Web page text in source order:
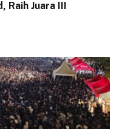
Raih Juara III